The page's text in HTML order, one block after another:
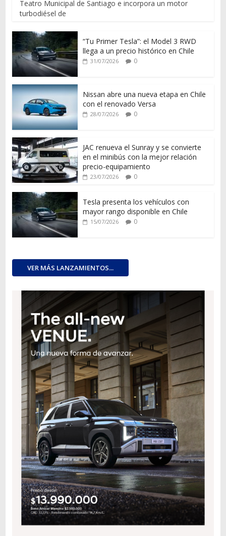
Teatro Municipal de Santiago e incorpora un motor
turbodiésel de
“Tu Primer Tesla”: el Model 3 RWD
llega a un precio histórico en Chile
31/07/2026 0
Nissan abre una nueva etapa en Chile
con el renovado Versa
28/07/2026 0
JAC renueva el Sunray y se convierte
en el minibús con la mejor relación
precio-equipamiento
23/07/2026 0
Tesla presenta los vehículos con
mayor rango disponible en Chile
15/07/2026 0
VER MÁS LANZAMIENTOS...